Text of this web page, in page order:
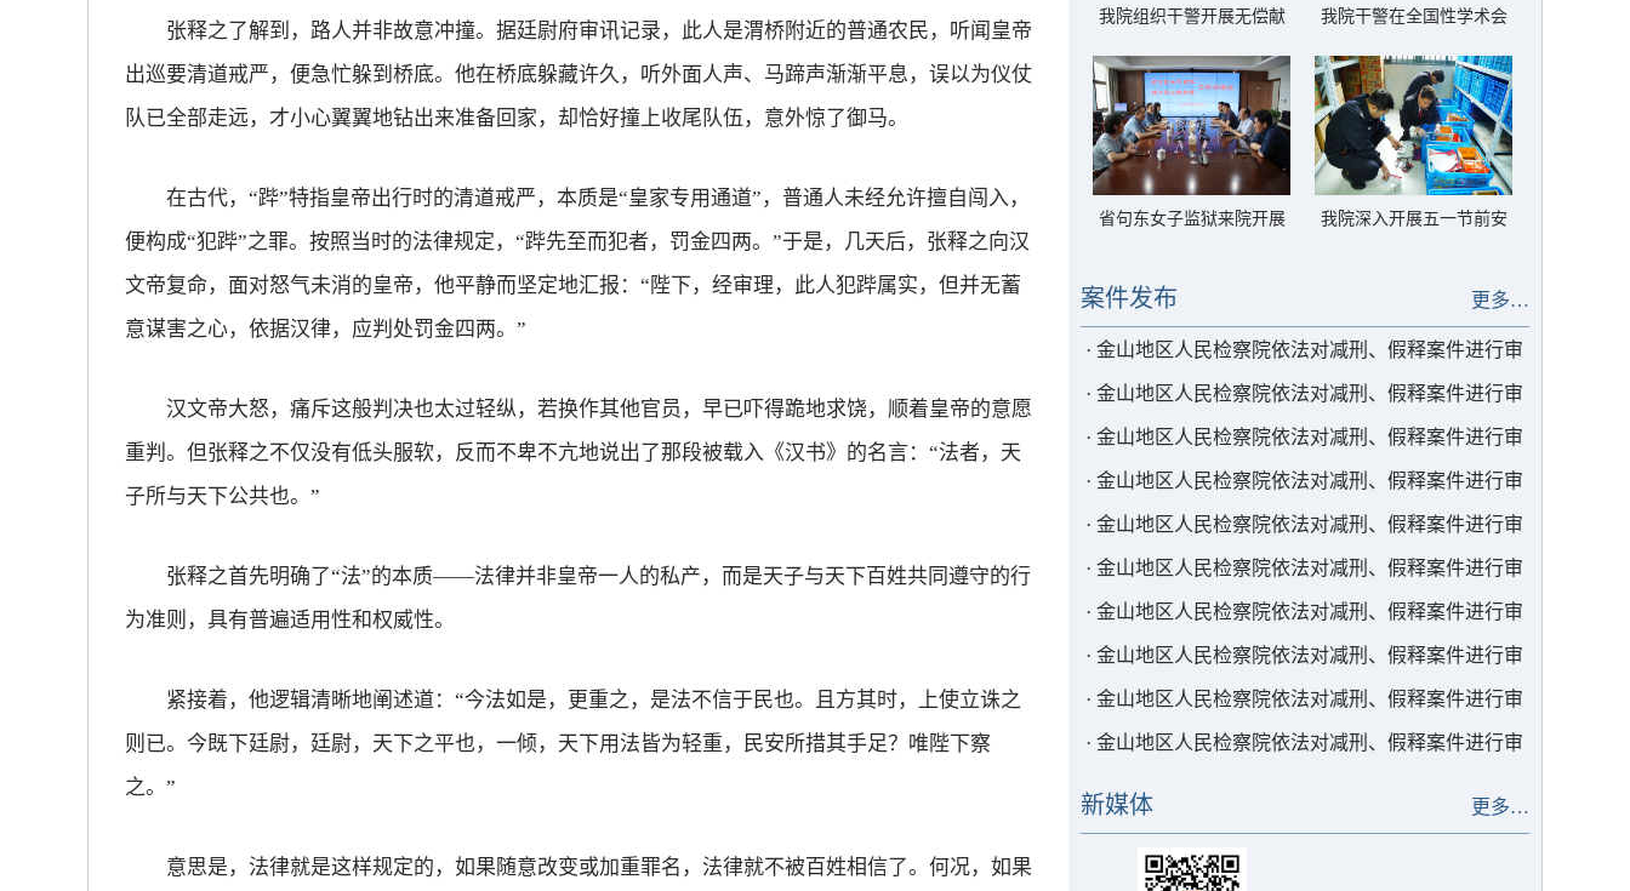
张释之了解到，路人并非故意冲撞。据廷尉府审讯记录，此人是渭桥附近的普通农民，听闻皇帝
出巡要清道戒严，便急忙躲到桥底。他在桥底躲藏许久，听外面人声、马蹄声渐渐平息，误以为仪仗
队已全部走远，才小心翼翼地钻出来准备回家，却恰好撞上收尾队伍，意外惊了御马。
在古代，“跸”特指皇帝出行时的清道戒严，本质是“皇家专用通道”，普通人未经允许擅自闯入，
便构成“犯跸”之罪。按照当时的法律规定，“跸先至而犯者，罚金四两。”于是，几天后，张释之向汉
文帝复命，面对怒气未消的皇帝，他平静而坚定地汇报：“陛下，经审理，此人犯跸属实，但并无蓄
意谋害之心，依据汉律，应判处罚金四两。”
汉文帝大怒，痛斥这般判决也太过轻纵，若换作其他官员，早已吓得跪地求饶，顺着皇帝的意愿
重判。但张释之不仅没有低头服软，反而不卑不亢地说出了那段被载入《汉书》的名言：“法者，天
子所与天下公共也。”
张释之首先明确了“法”的本质——法律并非皇帝一人的私产，而是天子与天下百姓共同遵守的行
为准则，具有普遍适用性和权威性。
紧接着，他逻辑清晰地阐述道：“今法如是，更重之，是法不信于民也。且方其时，上使立诛之
则已。今既下廷尉，廷尉，天下之平也，一倾，天下用法皆为轻重，民安所措其手足？唯陛下察
之。”
意思是，法律就是这样规定的，如果随意改变或加重罪名，法律就不被百姓相信了。何况，如果
我院组织干警开展无偿献
我院干警在全国性学术会
省句东女子监狱来院开展
我院深入开展五一节前安
更多…
案件发布
· 金山地区人民检察院依法对减刑、假释案件进行审
查
· 金山地区人民检察院依法对减刑、假释案件进行审
查
· 金山地区人民检察院依法对减刑、假释案件进行审
查
· 金山地区人民检察院依法对减刑、假释案件进行审
查
· 金山地区人民检察院依法对减刑、假释案件进行审
查
· 金山地区人民检察院依法对减刑、假释案件进行审
查
· 金山地区人民检察院依法对减刑、假释案件进行审
查
· 金山地区人民检察院依法对减刑、假释案件进行审
查
· 金山地区人民检察院依法对减刑、假释案件进行审
查
· 金山地区人民检察院依法对减刑、假释案件进行审
更多…
新媒体